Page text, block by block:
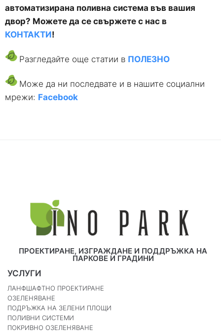
автоматизирана поливна система във вашия
двор? Можете да се свържете с нас в
КОНТАКТИ!
Разгледайте още статии в ПОЛЕЗНО
Може да ни последвате и в нашите социални
мрежи: Facebook
ПРОЕКТИРАНЕ, ИЗГРАЖДАНЕ И ПОДДРЪЖКА НА
ПАРКОВЕ И ГРАДИНИ
УСЛУГИ
ЛАНФШАФТНО ПРОЕКТИРАНЕ
ОЗЕЛЕНЯВАНЕ
ПОДРЪЖКА НА ЗЕЛЕНИ ПЛОЩИ
ПОЛИВНИ СИСТЕМИ
ПОКРИВНО ОЗЕЛЕНЯВАНЕ